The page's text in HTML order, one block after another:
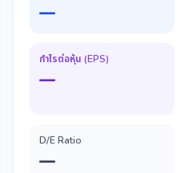
—
กำไรต่อหุ้น (EPS)
—
D/E Ratio
—